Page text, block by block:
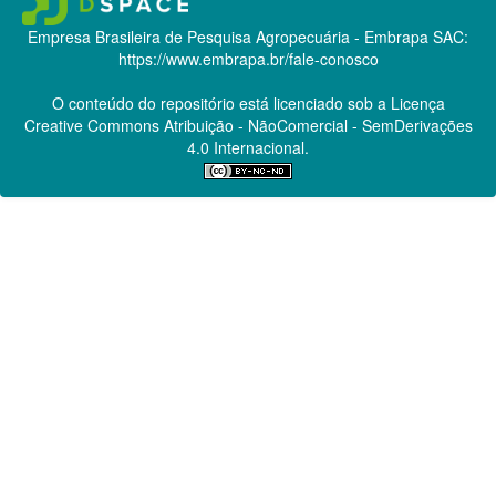
Empresa Brasileira de Pesquisa Agropecuária - Embrapa SAC:
https://www.embrapa.br/fale-conosco
O conteúdo do repositório está licenciado sob a Licença
Creative CommonsAtribuição - NãoComercial - SemDerivações
4.0 Internacional.